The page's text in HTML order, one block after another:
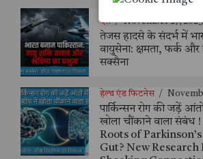
देश / November 27, 2025
तेजस हादसे के संदर्भ में
वायुसेना: क्षमता, फर्क
सक्सैना
हेल्थ एंड फिटनेस /
पार्किन्सन रोग की जड़ें
खोला चौंकाने वाला संबंध
Roots of
Gut? New Research